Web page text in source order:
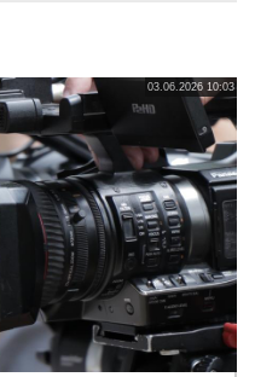
03.06.2026 10:03